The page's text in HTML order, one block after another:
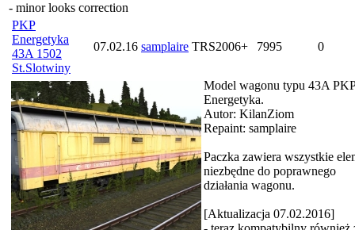
- minor looks correction
PKP
Energetyka
43A 1502
St.Slotwiny
07.02.16 samplaire TRS2006+ 7995 0
Model wagonu typu 43A PKP
Energetyka.
Autor: KilanZiom
Repaint: samplaire
Paczka zawiera wszystkie
niezbędne do poprawnego
działania wagonu.
[Aktualizacja 07.02.2016]